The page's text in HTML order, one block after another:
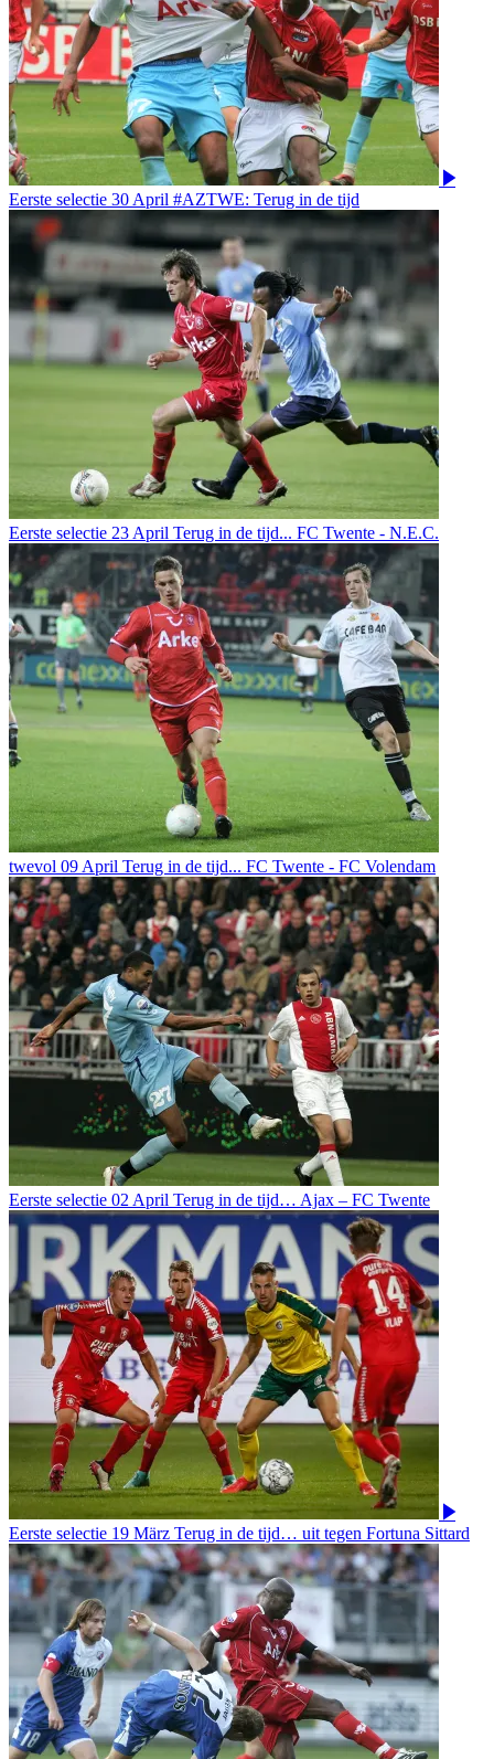
Eerste selectie 30 April #AZTWE: Terug in de tijd
Eerste selectie 23 April Terug in de tijd... FC Twente - N.E.C.
twevol 09 April Terug in de tijd... FC Twente - FC Volendam
Eerste selectie 02 April Terug in de tijd… Ajax – FC Twente
Eerste selectie 19 März Terug in de tijd… uit tegen Fortuna Sittard